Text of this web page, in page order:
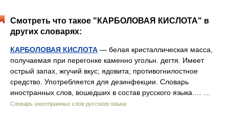
Смотреть что такое "КАРБОЛОВАЯ КИСЛОТА" в
других словарях:
КАРБОЛОВАЯ КИСЛОТА — белая кристаллическая масса,
получаемая при перегонке каменно угольн. дегтя. Имеет
острый запах, жгучий вкус; ядовита; противогнилостное
средство. Употребляется для дезинфекции. Словарь
иностранных слов, вошедших в состав русского языка.… …
Словарь иностранных слов русского языка